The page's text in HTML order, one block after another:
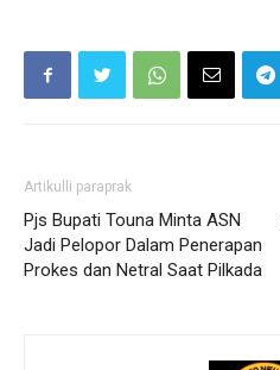
Artikulli paraprak
Pjs Bupati Touna Minta ASN
Jadi Pelopor Dalam Penerapan
Prokes dan Netral Saat Pilkada